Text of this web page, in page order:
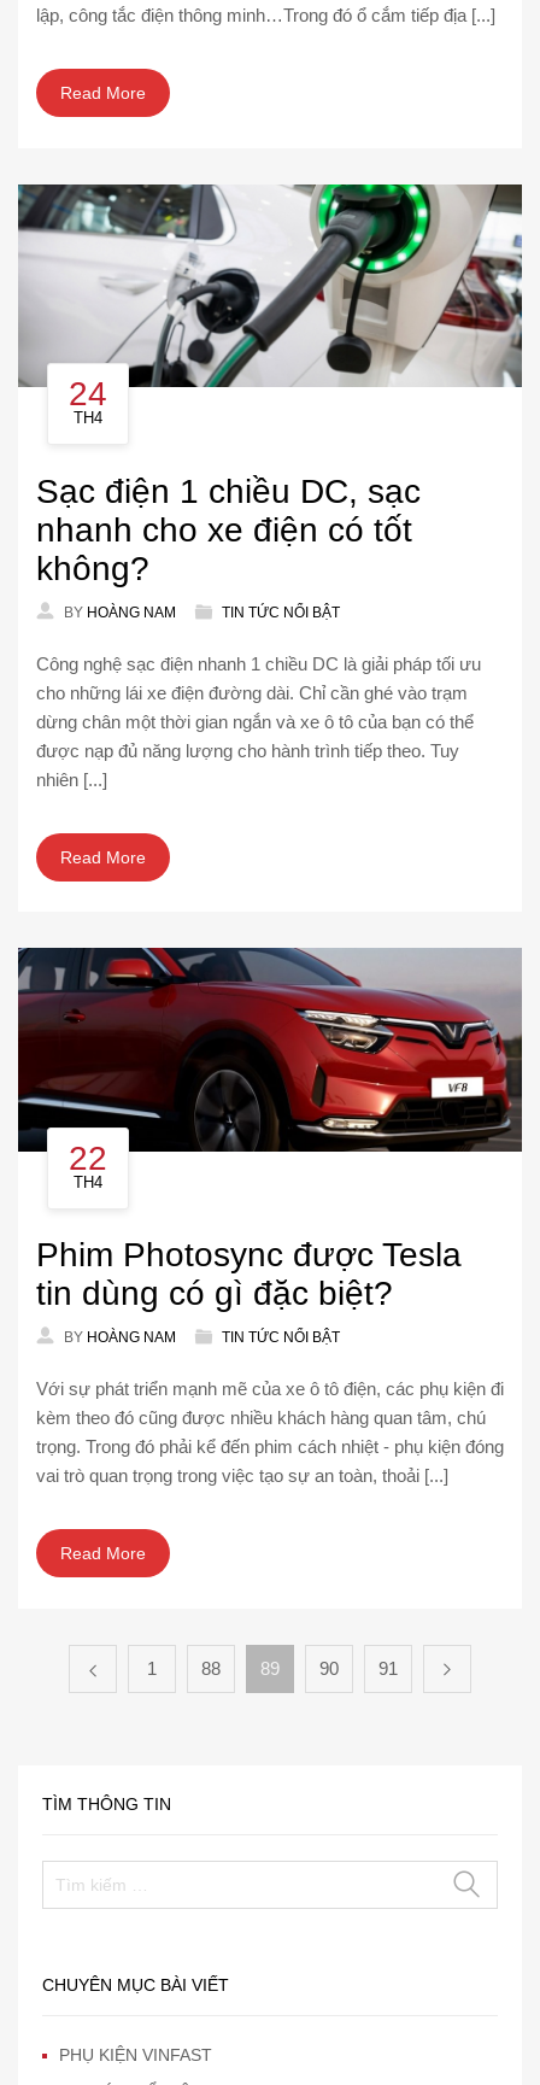
lập, công tắc điện thông minh…Trong đó ổ cắm tiếp địa [...]
Read More
24
TH4
Sạc điện 1 chiều DC, sạc
nhanh cho xe điện có tốt
không?
BY HOÀNG NAM TIN TỨC NỔI BẬT
Công nghệ sạc điện nhanh 1 chiều DC là giải pháp tối ưu
cho những lái xe điện đường dài. Chỉ cần ghé vào trạm
dừng chân một thời gian ngắn và xe ô tô của bạn có thể
được nạp đủ năng lượng cho hành trình tiếp theo. Tuy
nhiên [...]
Read More
22
TH4
Phim Photosync được Tesla
tin dùng có gì đặc biệt?
BY HOÀNG NAM TIN TỨC NỔI BẬT
Với sự phát triển mạnh mẽ của xe ô tô điện, các phụ kiện đi
kèm theo đó cũng được nhiều khách hàng quan tâm, chú
trọng. Trong đó phải kể đến phim cách nhiệt - phụ kiện đóng
vai trò quan trọng trong việc tạo sự an toàn, thoải [...]
Read More
1 88 89 90 91
TÌM THÔNG TIN
CHUYÊN MỤC BÀI VIẾT
PHỤ KIỆN VINFAST